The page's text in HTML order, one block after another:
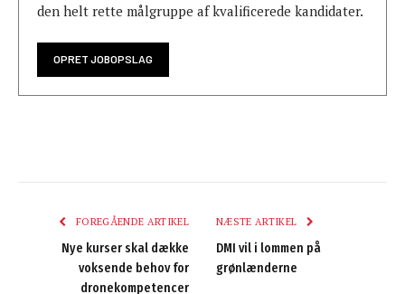
den helt rette målgruppe af kvalificerede kandidater.
OPRET JOBOPSLAG
FOREGÅENDE ARTIKEL
Nye kurser skal dække
voksende behov for
dronekompetencer
NÆSTE ARTIKEL
DMI vil i lommen på
grønlænderne